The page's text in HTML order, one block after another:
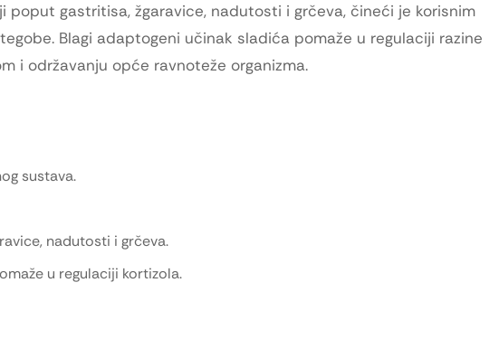
gastritisa, žgaravice, nadutosti i grčeva, čineći je korisnim
Blagi adaptogeni učinak sladića pomaže u regulaciji razine
i održavanju opće ravnoteže organizma.
sustava.
nadutosti i grčeva.
u regulaciji kortizola.